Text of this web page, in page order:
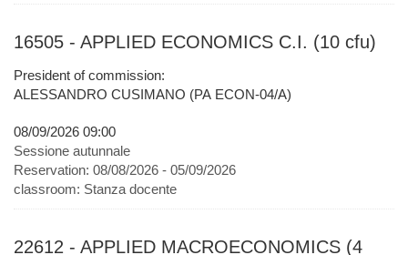
16505 - APPLIED ECONOMICS C.I. (10 cfu)
President of commission:
ALESSANDRO CUSIMANO (PA ECON-04/A)
08/09/2026 09:00
Sessione autunnale
Reservation: 08/08/2026 - 05/09/2026
classroom: Stanza docente
22612 - APPLIED MACROECONOMICS (4